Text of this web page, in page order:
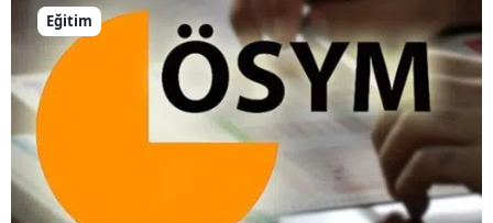
Iğdır
Yalova
Karabük
Kilis
Osmaniye
Eğitim